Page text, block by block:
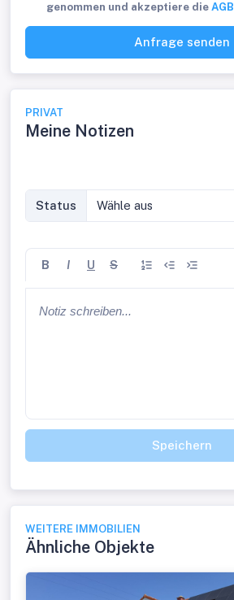
genommen und akzeptiere die AGB
Anfrage senden
PRIVAT
Meine Notizen
Status Wähle aus
B I U S
Speichern
WEITERE IMMOBILIEN
Ähnliche Objekte